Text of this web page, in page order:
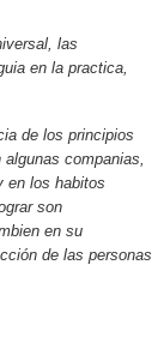
las
en la practica,
de los principios
companias,
en los habitos
son
en su
de las personas